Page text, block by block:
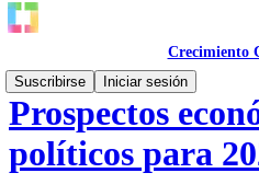
Crecimiento
Suscribirse
Iniciar sesión
Prospectos
políticos para